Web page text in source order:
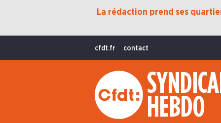
La rédaction prend ses
cfdt.fr contact
HEBDO
Protection Sociale
International
La Vie De La CFDT